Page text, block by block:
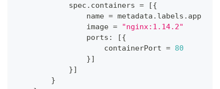
            spec
. containers = [{
                name
= metadata . labels . app
                image
=
"nginx:1.14.2"
                ports
: [{
                    containerPort
= 80
}]
}]
}